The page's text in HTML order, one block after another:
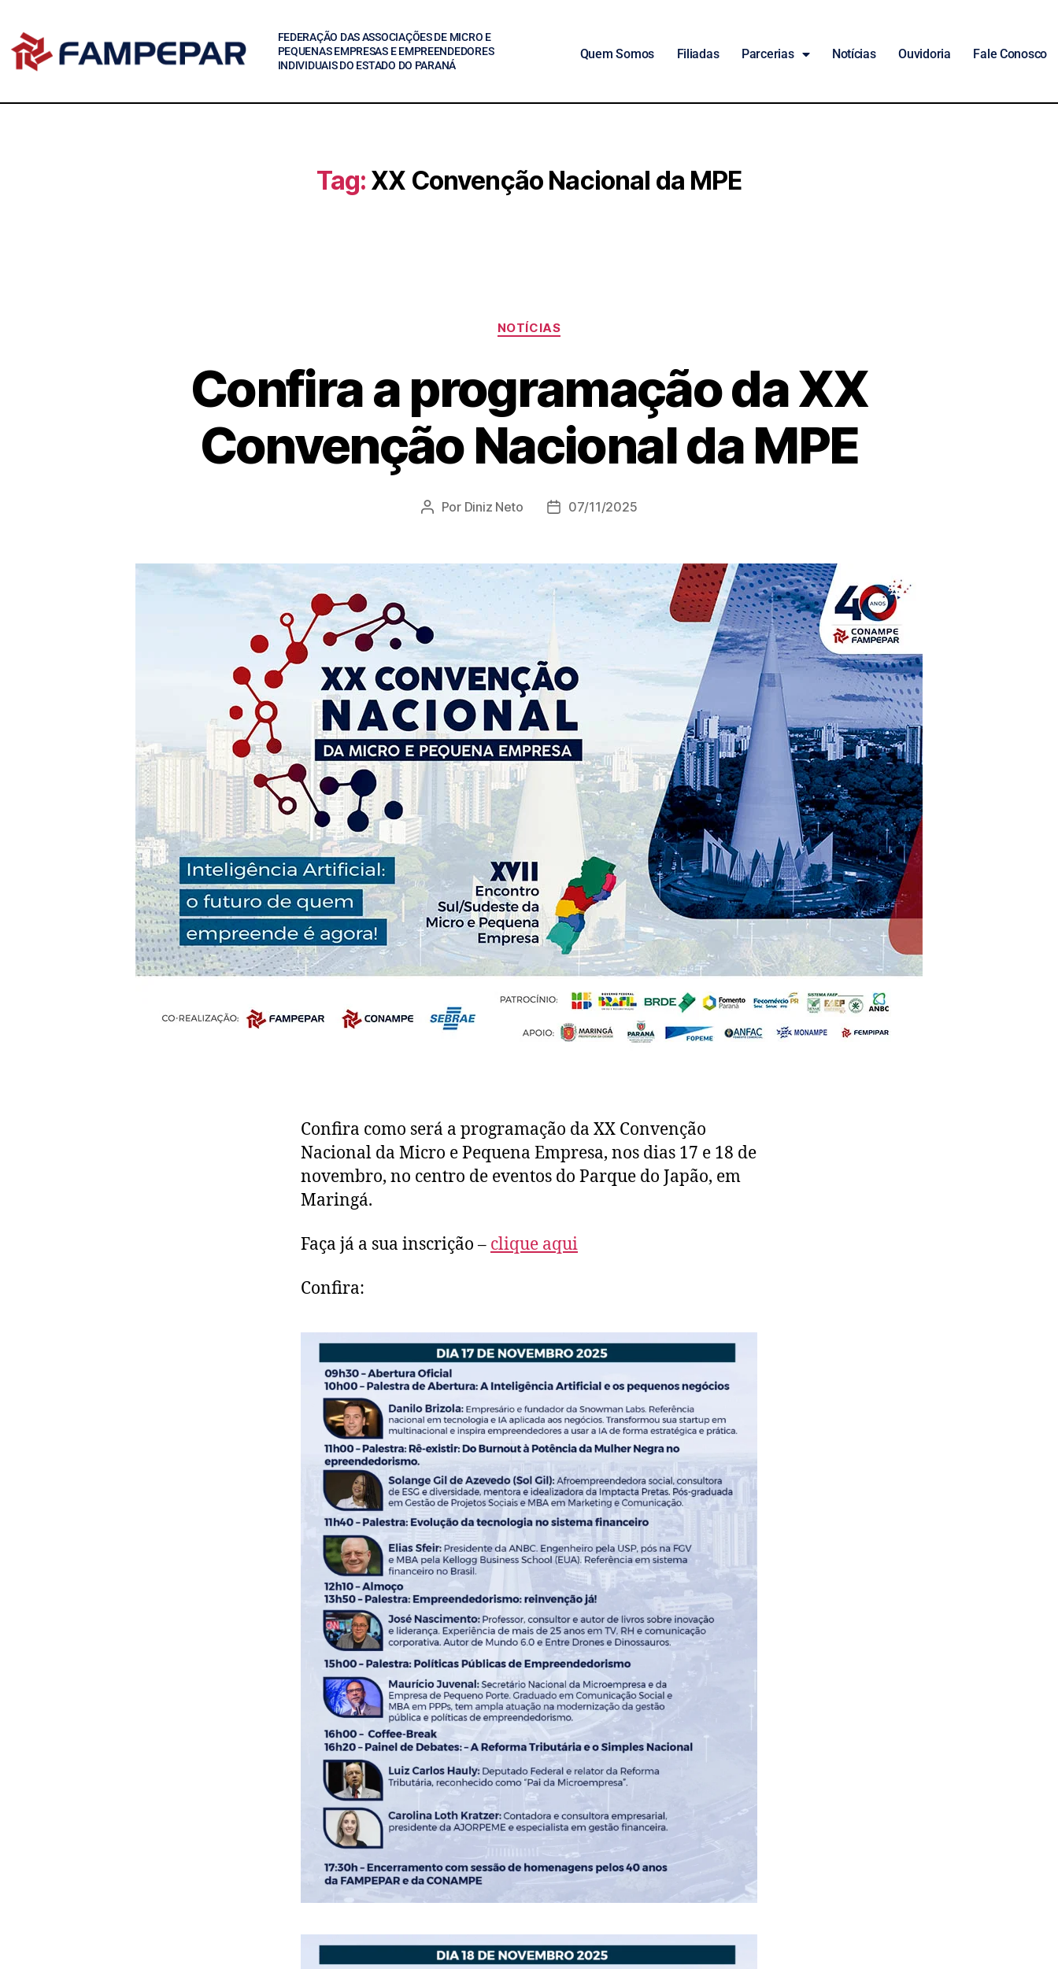
FEDERAÇÃO DAS ASSOCIAÇÕES DE MICRO E
PEQUENAS EMPRESAS E EMPREENDEDORES
INDIVIDUAIS DO ESTADO DO PARANÁ
Quem Somos Filiadas Parcerias Notícias Ouvidoria Fale Conosco
Tag: XX Convenção Nacional da MPE
NOTÍCIAS
Confira a programação da XX
Convenção Nacional da MPE
Por Diniz Neto 07/11/2025
Confira como será a programação da XX Convenção
Nacional da Micro e Pequena Empresa, nos dias 17 e 18 de
novembro, no centro de eventos do Parque do Japão, em
Maringá.
Faça já a sua inscrição – clique aqui
Confira: